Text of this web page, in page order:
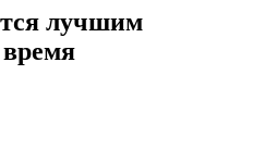
лучшим
время